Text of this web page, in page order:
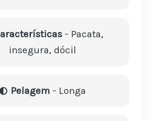
- Pacata,
insegura, dócil
Pelagem - Longa